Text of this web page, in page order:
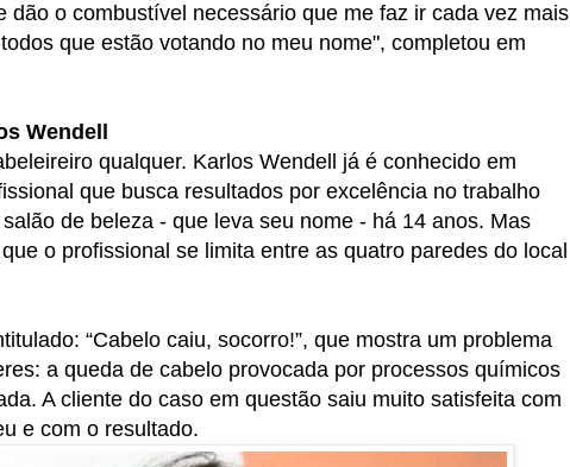
dão o combustível necessário que me faz ir cada vez mais
que estão votando no meu nome", completou em
Wendell
qualquer. Karlos Wendell já é conhecido em
que busca resultados por excelência no trabalho
de beleza - que leva seu nome - há 14 anos. Mas
o profissional se limita entre as quatro paredes do local
“Cabelo caiu, socorro!”, que mostra um problema
a queda de cabelo provocada por processos químicos
A cliente do caso em questão saiu muito satisfeita com
e com o resultado.